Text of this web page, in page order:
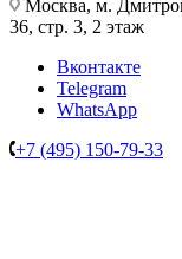
Москва, м.
36, стр. 3, 2 этаж
Вконтакте
Telegram
WhatsApp
+7 (495) 150-79-33